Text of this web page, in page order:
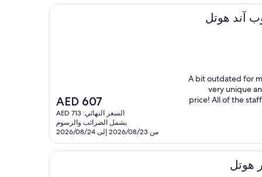
"A bit outdated for
very unique
price! All of the
السعر
الحالي
هو
AED
607
AED 607
السعر النهائي: AED 713
يشمل الضرائب والرسوم
من 2026/08/23 إلى 2026/08/24